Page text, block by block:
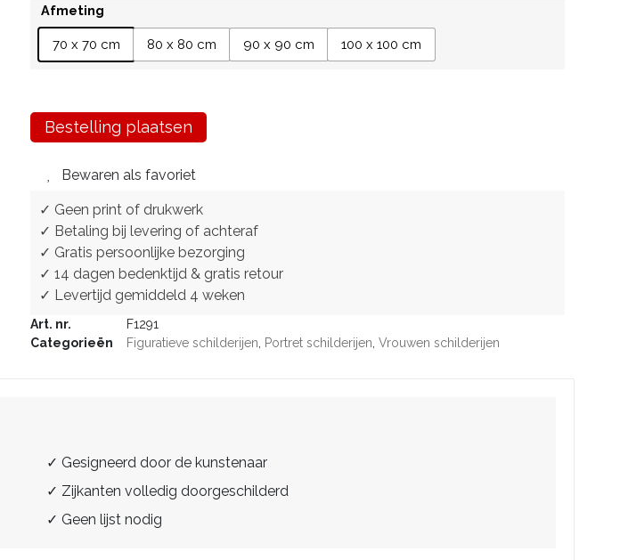
Afmeting
70 x 70 cm 80 x 80 cm 90 x 90 cm 100 x 100 cm
Bestelling plaatsen
Bewaren als favoriet
✓ Geen print of drukwerk
✓ Betaling bij levering of achteraf
✓ Gratis persoonlijke bezorging
✓ 14 dagen bedenktijd & gratis retour
✓ Levertijd gemiddeld 4 weken
Art. nr.
F1291
Categorieën
Figuratieve schilderijen Portret schilderijen Vrouwen schilderijen
✓ Gesigneerd door de kunstenaar
✓ Zijkanten volledig doorgeschilderd
✓ Geen lijst nodig